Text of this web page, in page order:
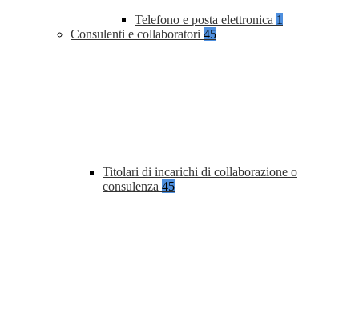
Telefono e posta elettronica 1
Consulenti e collaboratori 45
Titolari di incarichi di collaborazione o
consulenza 45